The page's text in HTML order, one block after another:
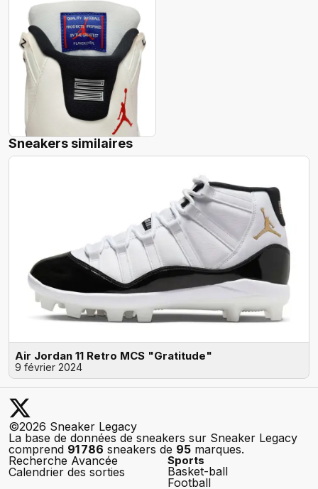
Sneakers similaires
Air Jordan 11 Retro MCS "Gratitude"
9 février 2024
©2026 Sneaker Legacy
La base de données de sneakers sur Sneaker Legacy
comprend 91 786 sneakers de 95 marques.
Recherche Avancée
Calendrier des sorties
Sports
Basket-ball
Football